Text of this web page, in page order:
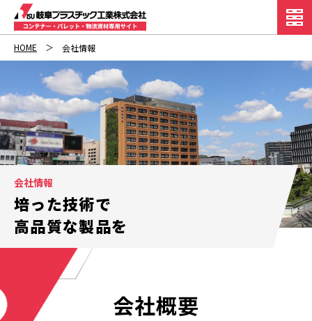
HOME 会社情報
会社情報
培った技術で
高品質な製品を
会社概要